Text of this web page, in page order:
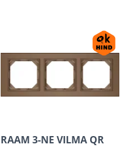
RAAM 3-NE VILMA QR